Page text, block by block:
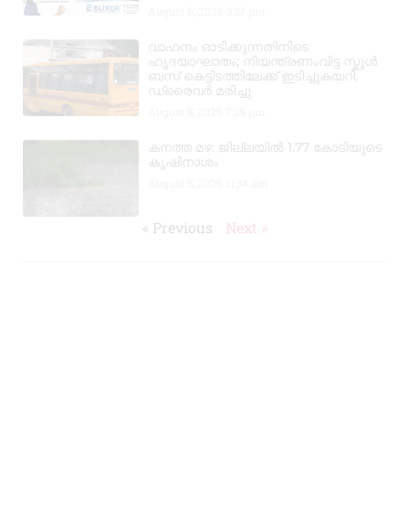
വാഹനം ഓടിക്കുന്നതിനിടെ
ഹൃദയാഘാതം; നിയന്ത്രണംവിട്ട സ്കൂൾ
ബസ് കെട്ടിടത്തിലേക്ക് ഇടിച്ചുകയറി,
ഡ്രൈവർ മരിച്ചു
കനത്ത മഴ: ജില്ലയിൽ 1.77 കോടിയുടെ
കൃഷിനാശം
« Previous Next »